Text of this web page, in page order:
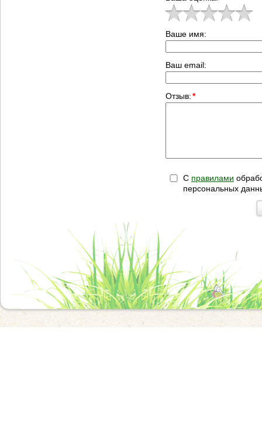
Ваше имя:
Ваш email:
Отзыв:*
С правилами
персональных